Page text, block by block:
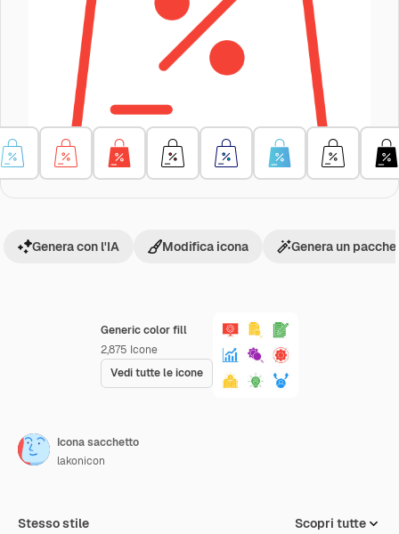
Generic color fill
2,875 Icone
Vedi tutte le icone
Genera con l'IA Modifica icona Genera un
Icona sacchetto
lakonicon
Stesso stile Scopri tutte